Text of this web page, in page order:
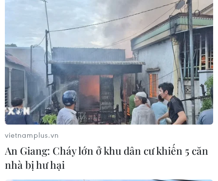
vietnamplus.vn
An Giang: Cháy lớn ở khu dân cư khiến 5 căn
nhà bị hư hại